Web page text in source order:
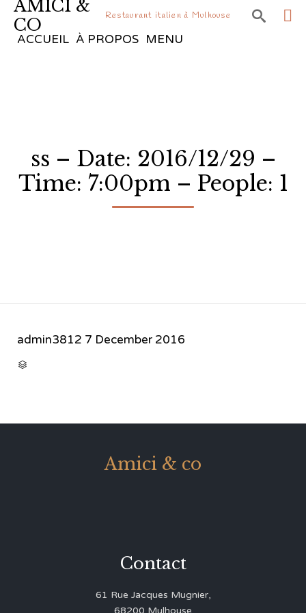
AMICI &
CO
Restaurant italien à Mulhouse 
ACCUEIL À PROPOS MENU
ss – Date: 2016/12/29 –
Time: 7:00pm – People: 1
admin3812 7 December 2016

Amici & co
Contact
61 Rue Jacques Mugnier,